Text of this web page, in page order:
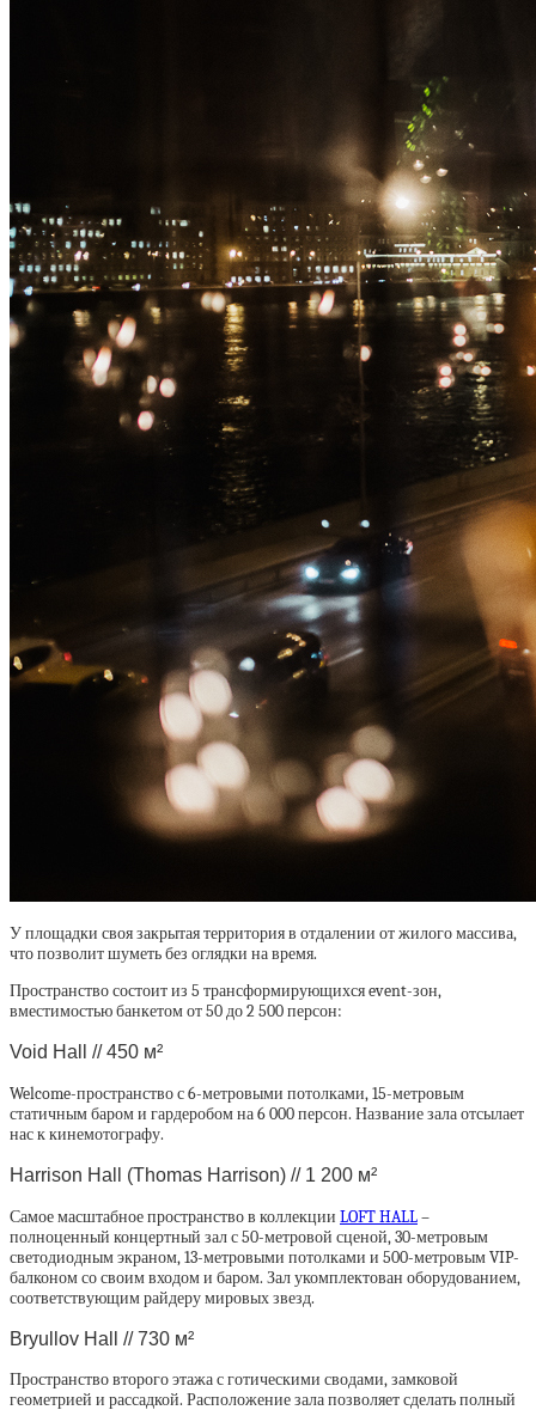
У площадки своя закрытая территория в отдалении от жилого массива,
что позволит шуметь без оглядки на время.
Пространство состоит из 5 трансформирующихся event-зон,
вместимостью банкетом от 50 до 2 500 персон:
Void Hall // 450 м²
Welcome-пространство с 6-метровыми потолками, 15-метровым
статичным баром и гардеробом на 6 000 персон. Название зала отсылает
нас к кинемотографу.
Harrison Hall (Thomas Harrison) // 1 200 м²
Самое масштабное пространство в коллекции LOFT HALL–
полноценный концертный зал с 50-метровой сценой, 30-метровым
светодиодным экраном, 13-метровыми потолками и 500-метровым VIP-
балконом со своим входом и баром. Зал укомплектован оборудованием,
соответствующим райдеру мировых звезд.
Bryullov Hall // 730 м²
Пространство второго этажа с готическими сводами, замковой
геометрией и рассадкой. Расположение зала позволяет сделать полный